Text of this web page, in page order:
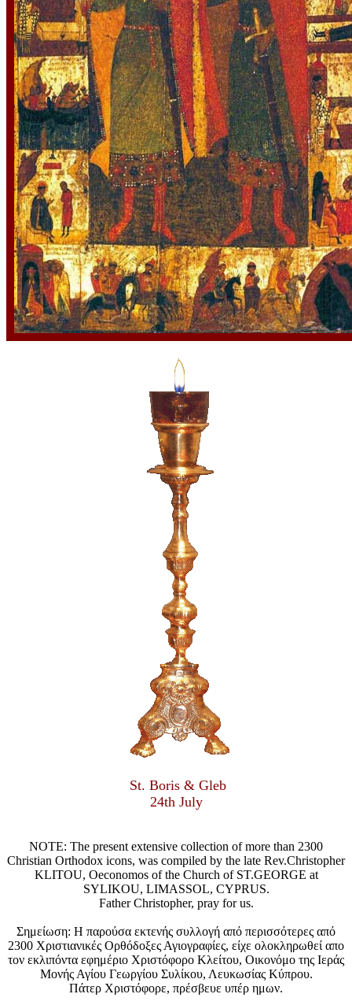
St. Boris & Gleb
24th July
NOTE: The present extensive collection of more than 2300
Christian Orthodox icons, was compiled by the late Rev.Christopher
KLITOU, Oeconomos of the Church of ST.GEORGE at
SYLIKOU, LIMASSOL, CYPRUS.
Father Christopher, pray for us.
Σημείωση: Η παρούσα εκτενής συλλογή από περισσότερες από
2300 Χριστιανικές Ορθόδοξες Αγιογραφίες, είχε ολοκληρωθεί απο
τον εκλιπόντα εφημέριο Χριστόφορο Κλείτου, Οικονόμο της Ιεράς
Μονής Αγίου Γεωργίου Συλίκου, Λευκωσίας Κύπρου.
Πάτερ Χριστόφορε, πρέσβευε υπέρ ημων.